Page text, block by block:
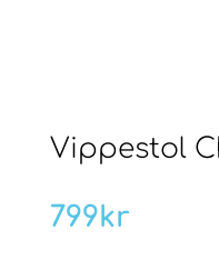
Vippestol
799kr